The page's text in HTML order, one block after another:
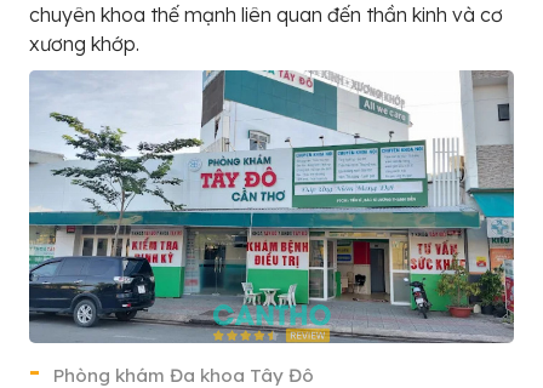
chuyên khoa thế mạnh liên quan đến thần kinh và cơ
xương khớp.
Phòng khám Đa khoa Tây Đô